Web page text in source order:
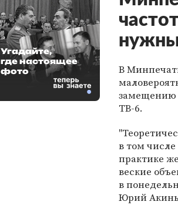
нужны
В
замещению
ТВ-6.
в том
практике
веские
в
Юрий
Угадайте,
где настоящее
фото